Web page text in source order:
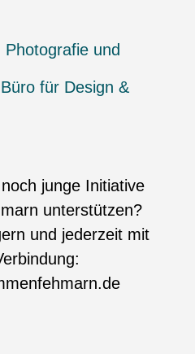
junge Initiative
unterstützen?
und jederzeit mit